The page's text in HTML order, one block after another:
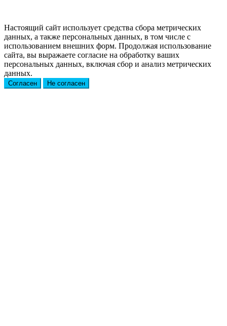
Настоящий сайт использует средства сбора метрических
данных, а также персональных данных, в том числе с
использованием внешних форм. Продолжая использование
сайта, вы выражаете согласие на обработку ваших
персональных данных, включая сбор и анализ метрических
данных.
Согласен Не согласен